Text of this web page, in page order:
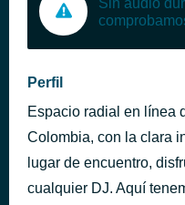
Perfil
Espacio radial en línea
Colombia, con la clara
lugar de encuentro,
cualquier DJ. Aquí